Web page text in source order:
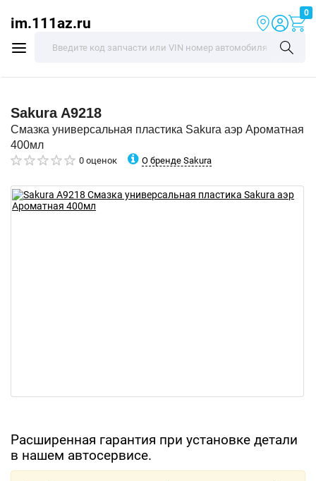
im.111az.ru
0
Sakura A9218
Смазка универсальная пластика Sakura аэр Ароматная
400мл
0 оценок О бренде Sakura
Расширенная гарантия при установке детали
в нашем автосервисе.